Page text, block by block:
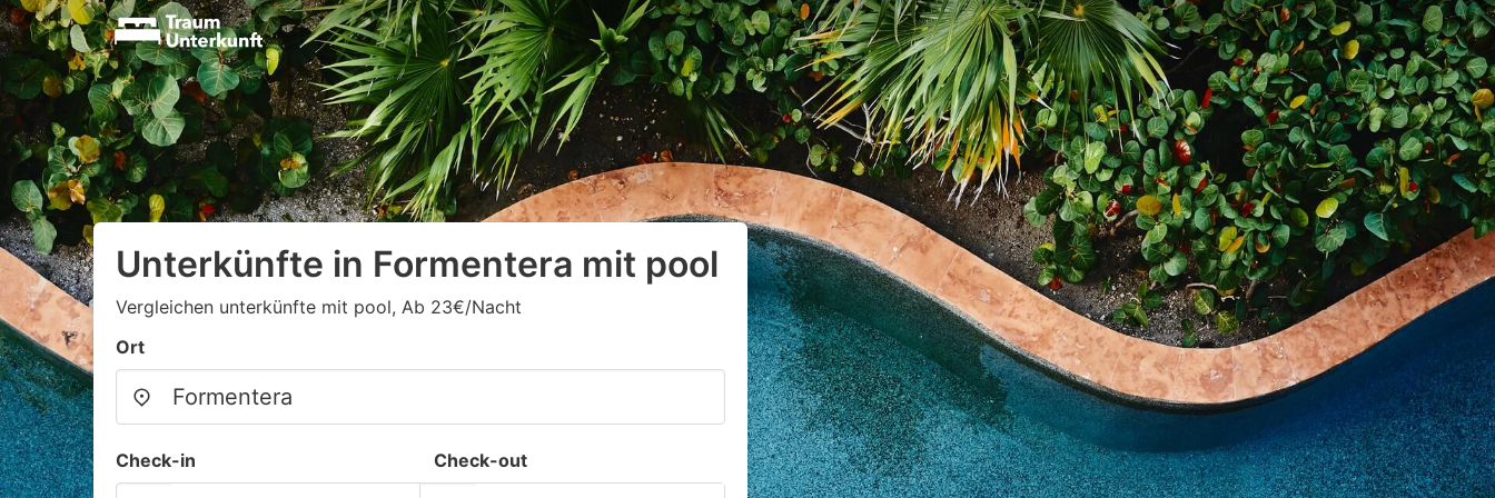
Unterkünfte in Formentera mit pool
Vergleichen unterkünfte mit pool, Ab 23€/Nacht
Ort
Check-in Check-out